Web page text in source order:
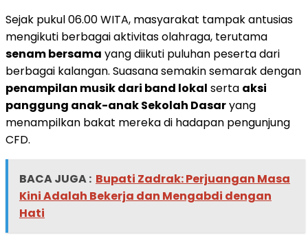
Sejak pukul 06.00 WITA, masyarakat tampak antusias
mengikuti berbagai aktivitas olahraga, terutama
senam bersama yang diikuti puluhan peserta dari
berbagai kalangan. Suasana semakin semarak dengan
penampilan musik dari band lokal serta aksi
panggung anak-anak Sekolah Dasaryang
menampilkan bakat mereka di hadapan pengunjung
CFD.
BACA JUGA : Bupati Zadrak: Perjuangan Masa
Kini Adalah Bekerja dan Mengabdi dengan
Hati